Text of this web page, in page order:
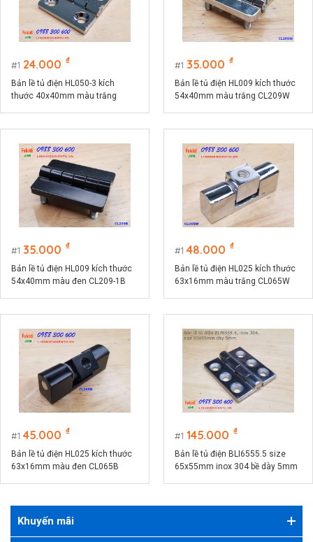
1 24.000 ₫
Bản lề tủ điện HL050-3 kích
thước 40x40mm màu trắng
1 35.000 ₫
Bản lề tủ điện HL009 kích thước
54x40mm màu trắng CL209W
1 35.000 ₫
Bản lề tủ điện HL009 kích thước
54x40mm màu đen CL209-1B
1 48.000 ₫
Bản lề tủ điện HL025 kích thước
63x16mm màu trắng CL065W
1 45.000 ₫
Bản lề tủ điện HL025 kích thước
63x16mm màu đen CL065B
1 145.000 ₫
Bản lề tủ điện BLI6555.5 size
65x55mm inox 304 bề dày 5mm
Khuyến mãi